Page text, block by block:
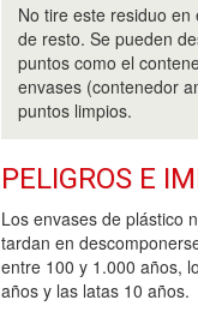
No tire este residuo en
de resto. Se pueden
puntos como el
envases (contenedor
puntos limpios.
PELIGROS E
Los envases de plástico
tardan en
entre 100 y 1.000 años,
años y las latas 10 años.